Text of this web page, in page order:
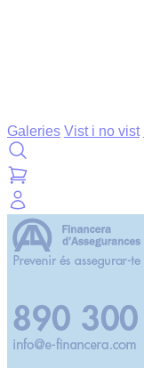
Galeries Vist i no vist